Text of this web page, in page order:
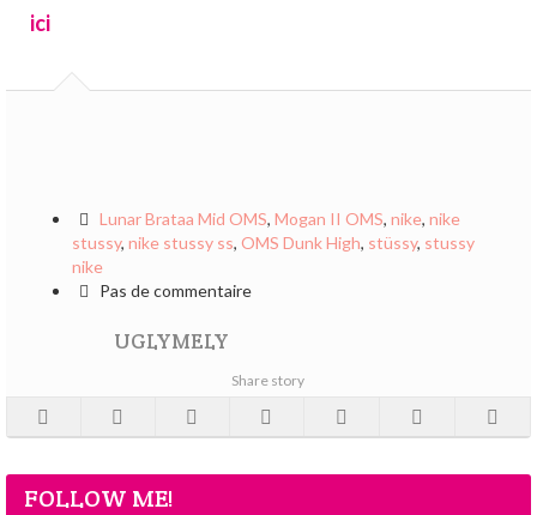
ici
Lunar Brataa Mid OMS, Mogan II OMS, nike, nike
stussy, nike stussy ss, OMS Dunk High, stüssy, stussy
nike
Pas de commentaire
UGLYMELY
Share story
FOLLOW ME!